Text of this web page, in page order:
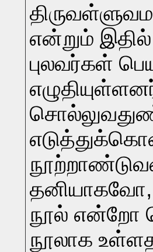
என்றும்
புலவர்கள்
தனியாகவோ,
நூல் என்றோ
நூலாக